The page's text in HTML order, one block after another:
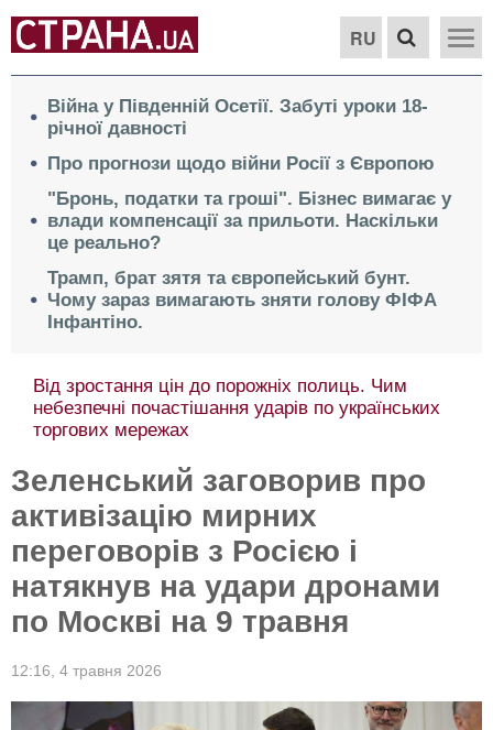
RU
Війна у Південній Осетії. Забуті уроки 18-
річної давності
Про прогнози щодо війни Росії з Європою
"Бронь, податки та гроші". Бізнес вимагає у
влади компенсації за прильоти. Наскільки
це реально?
Трамп, брат зятя та європейський бунт.
Чому зараз вимагають зняти голову ФІФА
Інфантіно.
Від зростання цін до порожніх полиць. Чим
небезпечні почастішання ударів по українських
торгових мережах
Зеленський заговорив про
активізацію мирних
переговорів з Росією і
натякнув на удари дронами
по Москві на 9 травня
12:16, 4 травня 2026